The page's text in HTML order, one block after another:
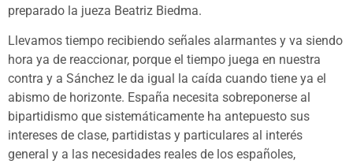
preparado la jueza Beatriz Biedma.
Llevamos tiempo recibiendo señales alarmantes y va siendo
hora ya de reaccionar, porque el tiempo juega en nuestra
contra y a Sánchez le da igual la caída cuando tiene ya el
abismo de horizonte. España necesita sobreponerse al
bipartidismo que sistemáticamente ha antepuesto sus
intereses de clase, partidistas y particulares al interés
general y a las necesidades reales de los españoles,